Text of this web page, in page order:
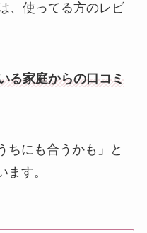
、使ってる方のレビ
る家庭からの口コミ
ちにも合うかも」と
す。